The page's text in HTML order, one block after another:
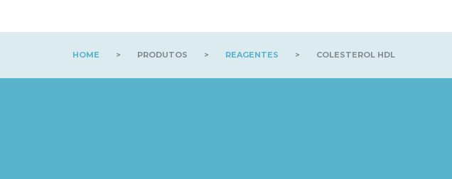
HOME > PRODUTOS > REAGENTES > COLESTEROL HDL